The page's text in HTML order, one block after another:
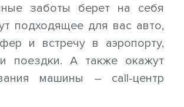
заботы берет на себя
подходящее для вас авто,
и встречу в аэропорту,
поездки. А также окажут
машины – call-центр